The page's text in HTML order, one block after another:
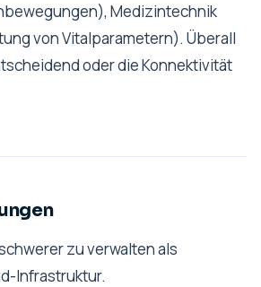
Medizintechnik
von Vitalparametern). Überall
oder die Konnektivität
zu verwalten als
Infrastruktur.